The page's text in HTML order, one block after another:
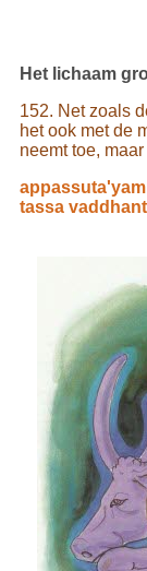
Het lichaam
152. Net zoals
het ook met de
neemt toe,
tassa